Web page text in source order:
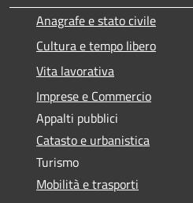
Anagrafe e stato civile
Cultura e tempo libero
Vita lavorativa
Imprese e Commercio
Appalti pubblici
Catasto e urbanistica
Turismo
Mobilità e trasporti